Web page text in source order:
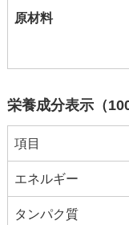
原材料
栄養成分表示（
項目
エネルギー
タンパク質